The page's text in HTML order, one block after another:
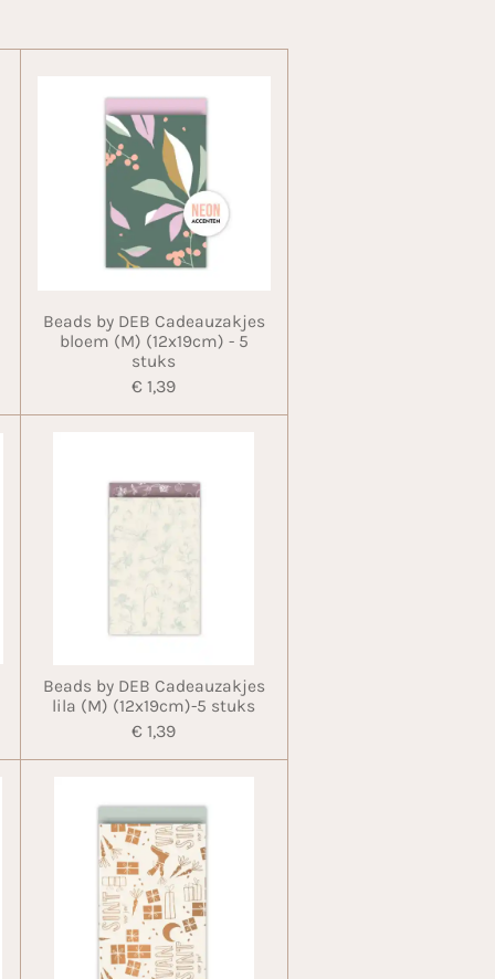
Beads by DEB Cadeauzakjes
bloem (M) (12x19cm) - 5
stuks
€ 1,39
Beads by DEB Cadeauzakjes
lila (M) (12x19cm)-5 stuks
€ 1,39